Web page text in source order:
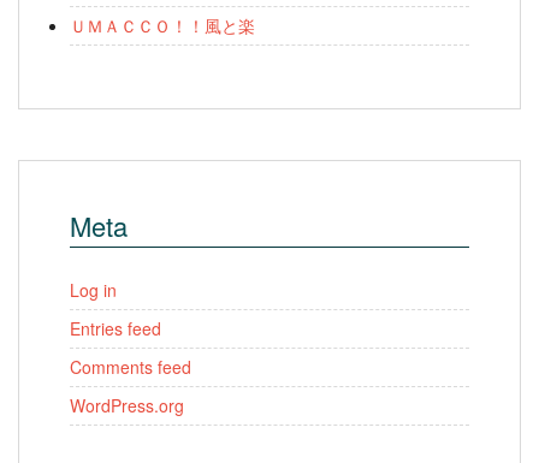
ＵＭＡＣＣＯ！！風と楽
Meta
Log in
Entries feed
Comments feed
WordPress.org